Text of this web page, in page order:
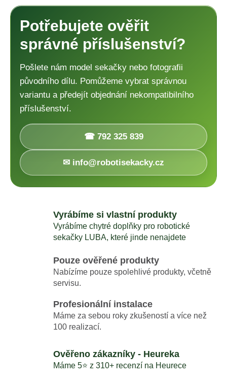
Potřebujete ověřit
správné příslušenství?
Pošlete nám model sekačky nebo fotografii
původního dílu. Pomůžeme vybrat správnou
variantu a předejít objednání nekompatibilního
příslušenství.
☎ 792 325 839
✉ info@robotisekacky.cz
Vyrábíme si vlastní produkty
Vyrábíme chytré doplňky pro robotické
sekačky LUBA, které jinde nenajdete
Pouze ověřené produkty
Nabízíme pouze spolehlivé produkty, včetně
servisu.
Profesionální instalace
Máme za sebou roky zkušeností a více než
100 realizací.
Ověřeno zákazníky - Heureka
Máme 5⭐️ z 310+ recenzí na Heurece